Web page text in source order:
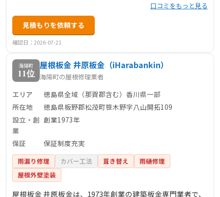
口コミをもっと見る
見積もりを依頼する
確認日：2026-07-21
海陽町
11位
屋根板金 井原板金（iHarabankin）
海陽町の屋根修理業者
エリア
徳島県全域（那賀郡含む）香川県一部
所在地
徳島県板野郡松茂町笹木野字八山開拓109
設立・創
業
創業1973年
保証 保証制度充実
雨漏り修理 カバー工法 葺き替え
雨樋修理
屋根外壁塗装
屋根板金 井原板金は、1973年創業の建築板金専門業者で、